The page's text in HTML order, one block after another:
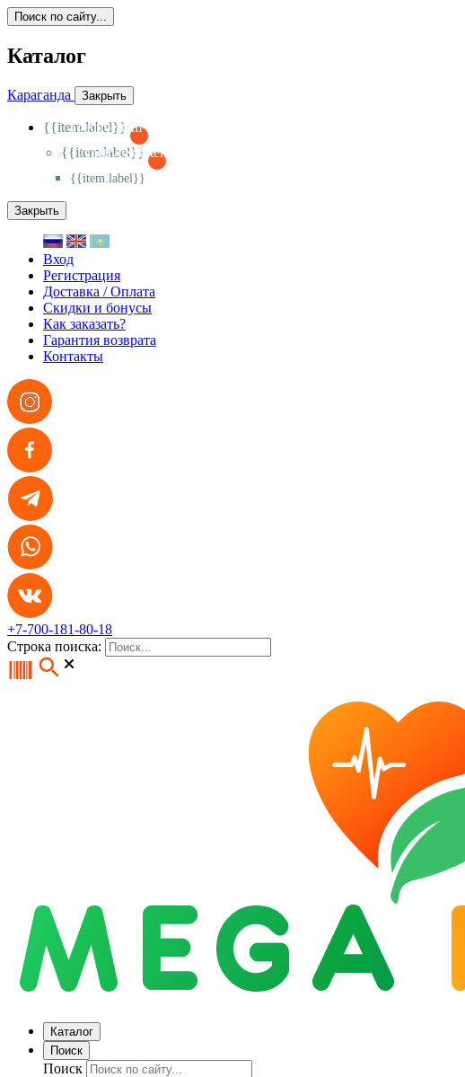
Поиск по сайту...
Каталог
Караганда Закрыть
{{item.label}}
{{activeItem==item.id?'-
{{item.label}}
{{activeSubitem==item.id?'-
{{item.label}}
Закрыть
Вход
Регистрация
Доставка / Оплата
Скидки и бонусы
Как заказать?
Гарантия возврата
Контакты
+7-700-181-80-18
Строка поиска:
Каталог
Поиск
Поиск